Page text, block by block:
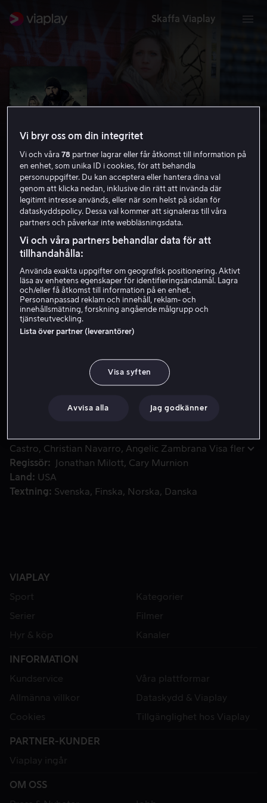
Skaffa Viaplay
Bushwick
HD
Hyr 49 kr
Köp 89 kr
Lucy är en ung kvinna som upptäcker att området som
Lucy är en ung kvinna som upptäcker att området som
hon kommer ifrån, Bushwick, står under attack från
svartklädda soldater som skjuter ihjäl poliser och för
Castro
Christian Navarro Angelic Zambrana Visa fler
Regissör
Jonathan Milott
Cary Murnion
Land
USA
Textning
Svenska Finska Norska Danska
VIAPLAY
Sport
Kategorier
Serier
Filmer
Hyr & köp
Kanaler
INFORMATION
Kundservice
Våra plattformar
Allmänna villkor
Dataskydd & Viaplay
Cookies
Tillgänglighet hos Viaplay
PARTNER-KUNDER
Viaplay ingår
OM OSS
Vi bryr oss om din integritet
Vi och våra78 partner lagrar eller får åtkomst till information på
en enhet, som unika ID i cookies, för att behandla
personuppgifter. Du kan acceptera eller hantera dina val
genom att klicka nedan, inklusive din rätt att invända där
legitimt intresse används, eller när som helst på sidan för
dataskyddspolicy. Dessa val kommer att signaleras till våra
partners och påverkar inte webbläsningsdata.
Vi och våra partners behandlar data för att
tillhandahålla:
Använda exakta uppgifter om geografisk positionering. Aktivt
läsa av enhetens egenskaper för identifieringsändamål. Lagra
och/eller få åtkomst till information på en enhet.
Personanpassad reklam och innehåll, reklam- och
innehållsmätning, forskning angående målgrupp och
tjänsteutveckling.
Lista över partner (leverantörer)
Visa syften
Avvisa alla Jag godkänner